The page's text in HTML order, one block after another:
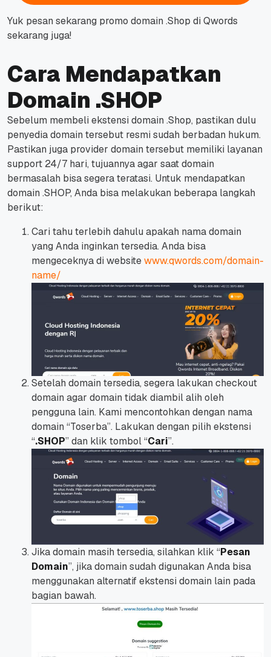
Yuk pesan sekarang promo domain .Shop di Qwords
sekarang juga!
Cara Mendapatkan
Domain .SHOP
Sebelum membeli ekstensi domain .Shop, pastikan dulu
penyedia domain tersebut resmi sudah berbadan hukum.
Pastikan juga provider domain tersebut memiliki layanan
support 24/7 hari, tujuannya agar saat domain
bermasalah bisa segera teratasi. Untuk mendapatkan
domain .SHOP, Anda bisa melakukan beberapa langkah
berikut:
Cari tahu terlebih dahulu apakah nama domain
yang Anda inginkan tersedia. Anda bisa
mengeceknya di websitewww.qwords.com/domain-
name/
Setelah domain tersedia, segera lakukan checkout
domain agar domain tidak diambil alih oleh
pengguna lain. Kami mencontohkan dengan nama
domain “Toserba”. Lakukan dengan pilih ekstensi
“.SHOP” dan klik tombol “Cari”.
Jika domain masih tersedia, silahkan klik “Pesan
Domain”, jika domain sudah digunakan Anda bisa
menggunakan alternatif ekstensi domain lain pada
bagian bawah.